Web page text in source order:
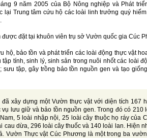
9 năm 2005 của Bộ Nông nghiệp và Phát
lại Trung tâm cứu hộ các loài linh trưởng quý
được đặt tại khuôn viên trụ sở Vườn quốc gia Cúc
hộ, bảo tồn và phát triển các loài động thực vật
tính, sinh lý, sinh sản trong nuôi nhốt các loài
sưu tập, gây trồng bảo tồn nguồn gen và tạo
xây dựng một Vườn thực vật với diện tích 167
lưu giữ và bảo tồn nguồn gen. Trong đó có 210
5 loài nhập nội, 25 loài cây thuộc họ ráy của
cau dừa, 296 loài cây thuốc và 140 loài lan. Hiện
Vườn Thực vật Cúc Phương là một trong ba